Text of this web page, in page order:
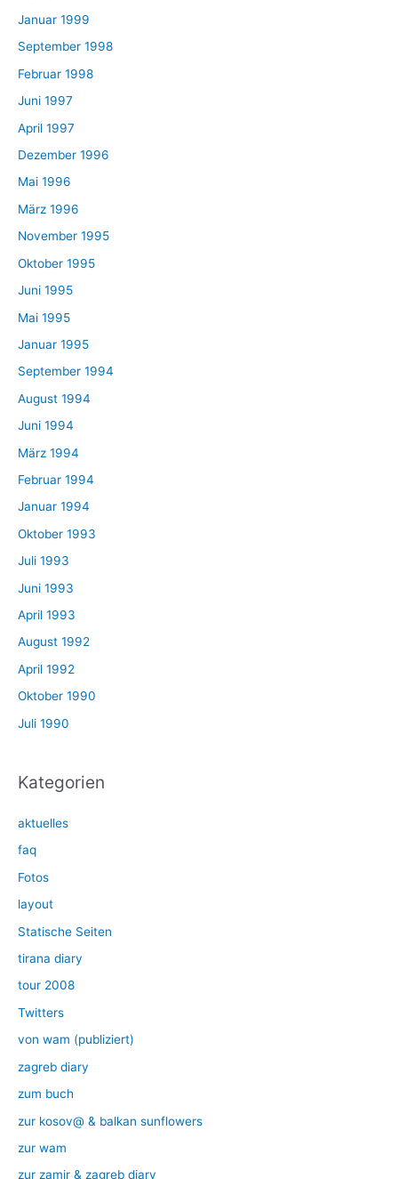
Januar 1999
September 1998
Februar 1998
Juni 1997
April 1997
Dezember 1996
Mai 1996
März 1996
November 1995
Oktober 1995
Juni 1995
Mai 1995
Januar 1995
September 1994
August 1994
Juni 1994
März 1994
Februar 1994
Januar 1994
Oktober 1993
Juli 1993
Juni 1993
April 1993
August 1992
April 1992
Oktober 1990
Juli 1990
Kategorien
aktuelles
faq
Fotos
layout
Statische Seiten
tirana diary
tour 2008
Twitters
von wam (publiziert)
zagreb diary
zum buch
zur kosov@ & balkan sunflowers
zur wam
zur zamir & zagreb diary